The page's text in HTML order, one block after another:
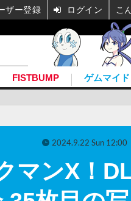
FISTBUMP ゲムマイド
マンX！
2024.9.22 Sun 12:00
ザー登録 ログイン こ